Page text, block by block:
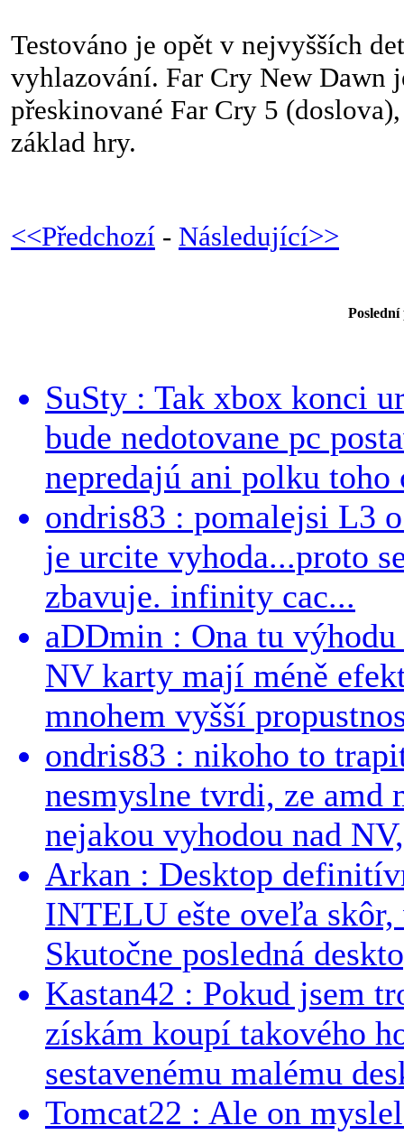
Testováno je opět v nejvyšších
vyhlazování. Far Cry New Dawn
přeskinované Far Cry 5
základ hry.
<<Předchozí - Následující>>
SuSty : Tak xbox konci
bude nedotovane pc
nepredajú ani polku toho
ondris83 : pomalejsi L3
je urcite vyhoda...proto
zbavuje. infinity cac...
aDDmin : Ona tu
NV karty mají méně
mnohem vyšší
ondris83 : nikoho to
nesmyslne tvrdi, ze
nejakou vyhodou nad
Arkan : Desktop
INTELU ešte oveľa
Skutočne posledná
Kastan42 : Pokud jsem
získám koupí takového
sestavenému malému
Tomcat22 : Ale on